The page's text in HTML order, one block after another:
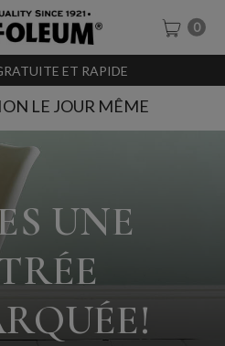
ET RAPIDE
0
À 0,99€
UNE